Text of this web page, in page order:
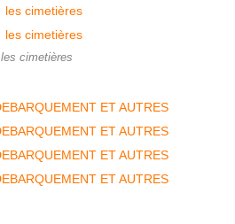
les cimetières